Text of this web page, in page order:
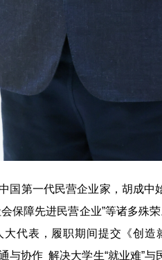
国第一代民营企业家，胡成中
保障先进民营企业”等诸多殊
代表，履职期间提交《创造
与协作 解决大学生“就业难”与